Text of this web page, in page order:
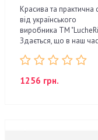
Красива та практична
від українського
виробника ТМ
Здається, що в наш
1256 грн.